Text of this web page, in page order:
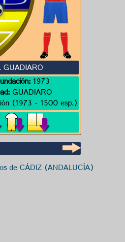
GUADIARO
1973
GUADIARO
(1973 - 1500 esp.)
de CÁDIZ (ANDALUCÍA)